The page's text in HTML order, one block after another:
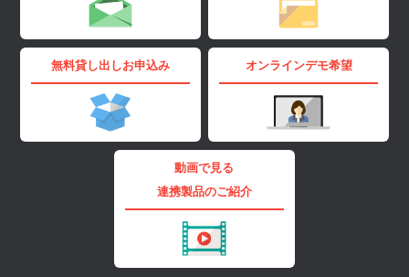
無料貸し出しお申込み オンラインデモ希望
動画で見る
連携製品のご紹介